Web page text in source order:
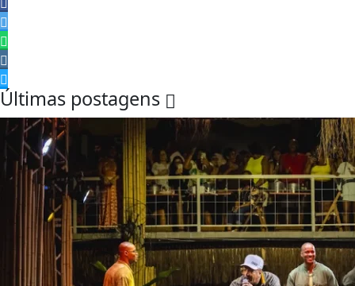
Últimas postagens